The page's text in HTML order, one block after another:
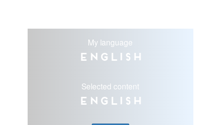
My language
English
Selected content
English